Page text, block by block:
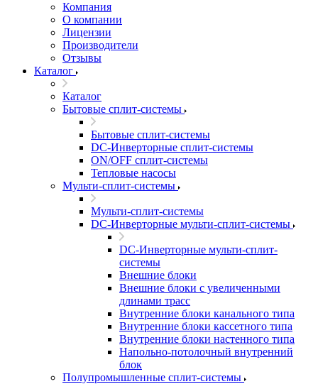
Компания
О компании
Лицензии
Производители
Отзывы
Каталог
Каталог
Бытовые сплит-системы
Бытовые сплит-системы
DC-Инверторные сплит-системы
ON/OFF сплит-системы
Тепловые насосы
Мульти-сплит-системы
Мульти-сплит-системы
DC-Инверторные мульти-сплит-системы
DC-Инверторные мульти-сплит-
системы
Внешние блоки
Внешние блоки с увеличенными
длинами трасс
Внутренние блоки канального типа
Внутренние блоки кассетного типа
Внутренние блоки настенного типа
Напольно-потолочный внутренний
блок
Полупромышленные сплит-системы